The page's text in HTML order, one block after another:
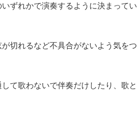
ずれかで演奏するように決まってい
切れるなど不具合がないよう気をつ
て歌わないで伴奏だけしたり、歌と